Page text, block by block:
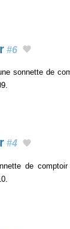
#6
sonnette de
#4
de